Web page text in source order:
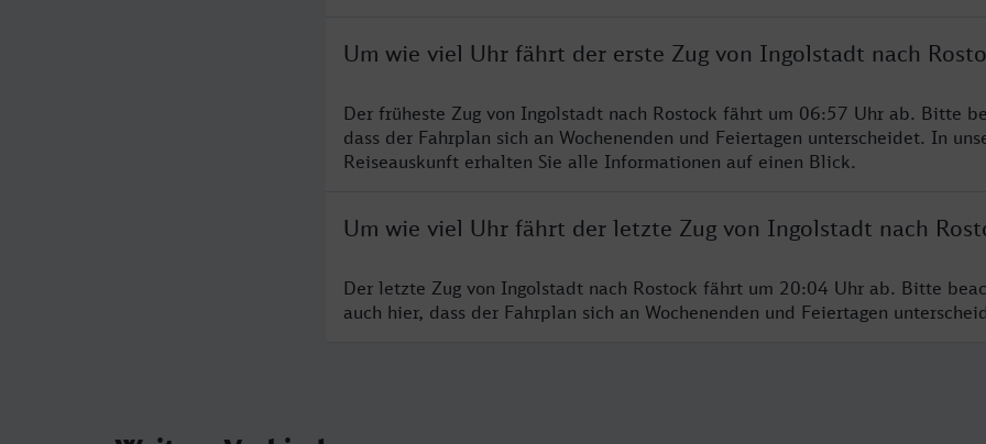
Um wie viel Uhr fährt der erste Zug von Ingolstadt nach
Der früheste Zug von Ingolstadt nach Rostock fährt um 06:57 Uhr ab. Bitte
dass der Fahrplan sich an Wochenenden und Feiertagen unterscheidet. In
Reiseauskunft erhalten Sie alle Informationen auf einen Blick.
Um wie viel Uhr fährt der letzte Zug von Ingolstadt nach
Der letzte Zug von Ingolstadt nach Rostock fährt um 20:04 Uhr ab. Bitte
auch hier, dass der Fahrplan sich an Wochenenden und Feiertagen